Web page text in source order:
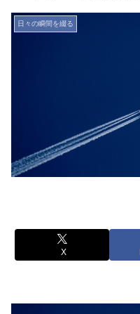
日々の瞬間を綴る
X